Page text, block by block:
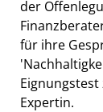
der
für ihre
Expertin.